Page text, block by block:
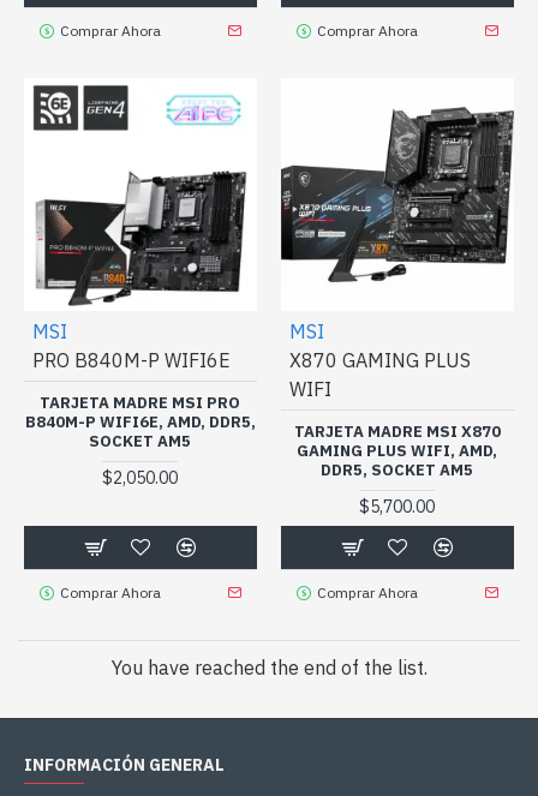
Comprar Ahora Comprar Ahora
MSI
PRO B840M-P WIFI6E
TARJETA MADRE MSI PRO
B840M-P WIFI6E, AMD, DDR5,
SOCKET AM5
$2,050.00
Comprar Ahora
MSI
X870 GAMING PLUS
WIFI
TARJETA MADRE MSI X870
GAMING PLUS WIFI, AMD,
DDR5, SOCKET AM5
$5,700.00
Comprar Ahora
You have reached the end of the list.
INFORMACIÓN GENERAL